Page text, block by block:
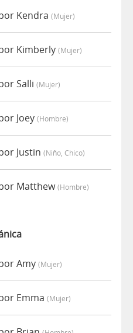
Kendra (mujer)
Kimberly (mujer)
Salli (mujer)
Joey (hombre)
Justin (niño, Chico)
Matthew(hombre)
Amy (mujer)
Emma (mujer)